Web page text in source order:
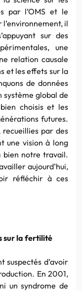
par l’OMS et le
il
sur des
une
relation causale
et les effets sur la
de données
système global de
choisis et les
futures.
recueillies par des
une vision à long
bien notre travail.
aujourd’hui,
réfléchir à ces
sur la fertilité
suspectés d’avoir
En 2001,
un syndrome de